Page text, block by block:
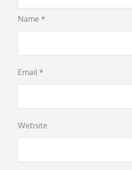
Name *
Email *
Website